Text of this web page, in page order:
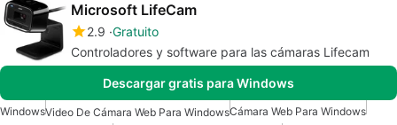
Microsoft LifeCam
2.9 Gratuito
Controladores y software para las cámaras Lifecam
Descargar gratis para Windows
WindowsVideo De Cámara Web Para WindowsCámara Web Para Windows